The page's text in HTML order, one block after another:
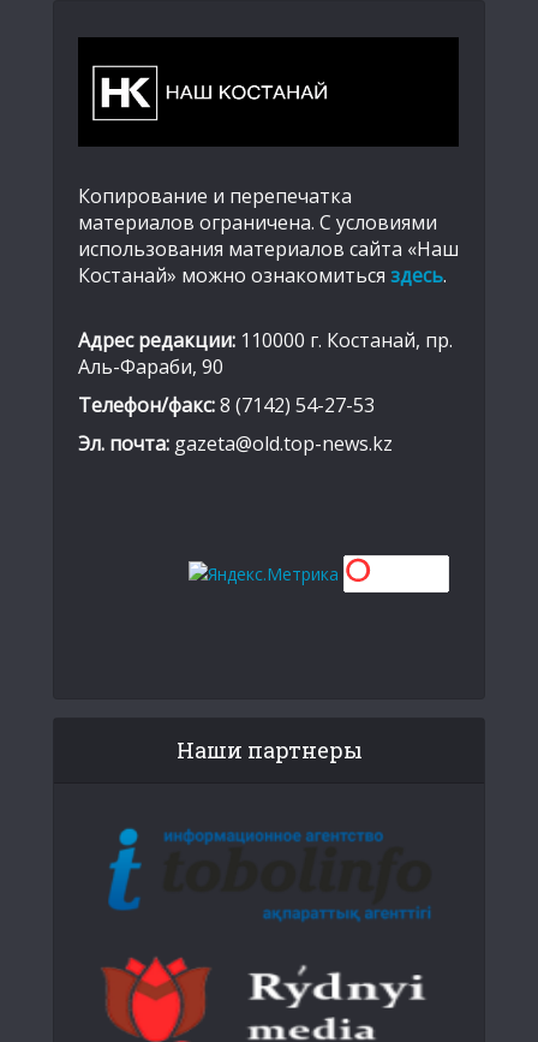
Копирование и перепечатка
материалов ограничена. С условиями
использования материалов сайта «Наш
Костанай» можно ознакомиться здесь.
Адрес редакции: 110000 г. Костанай, пр.
Аль-Фараби, 90
Телефон/факс:8 (7142) 54-27-53
Эл. почта: gazeta@old.top-news.kz
Наши партнеры